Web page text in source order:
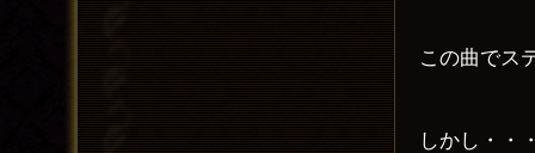
この曲でス
しかし・・